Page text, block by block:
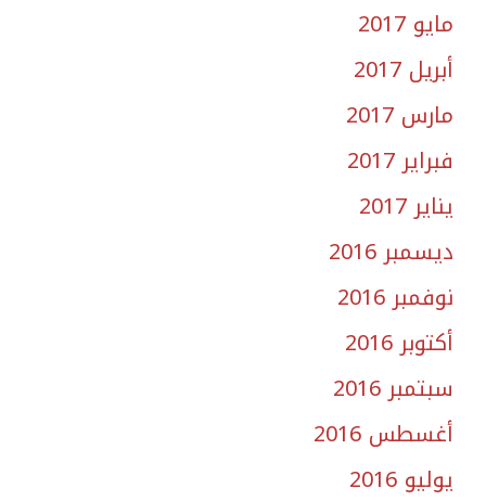
مايو 2017
أبريل 2017
مارس 2017
فبراير 2017
يناير 2017
ديسمبر 2016
نوفمبر 2016
أكتوبر 2016
سبتمبر 2016
أغسطس 2016
يوليو 2016